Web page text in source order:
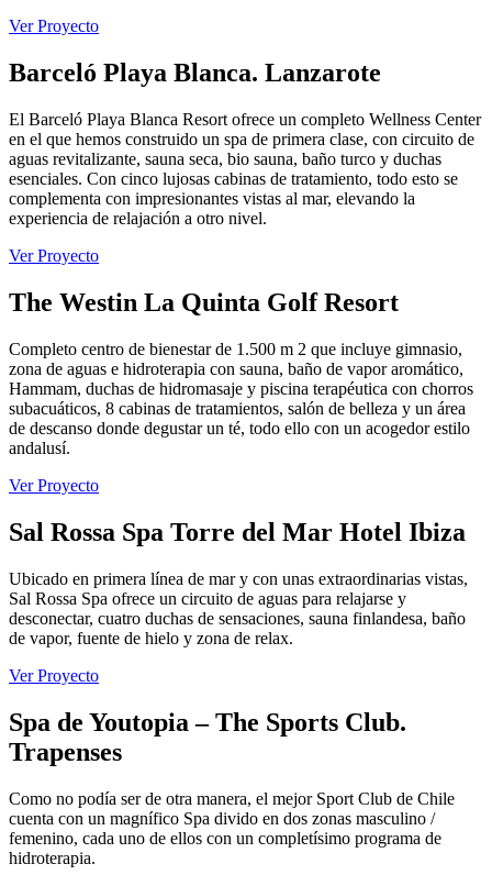
Ver Proyecto
Barceló Playa Blanca. Lanzarote
El Barceló Playa Blanca Resort ofrece un completo Wellness Center
en el que hemos construido un spa de primera clase, con circuito de
aguas revitalizante, sauna seca, bio sauna, baño turco y duchas
esenciales. Con cinco lujosas cabinas de tratamiento, todo esto se
complementa con impresionantes vistas al mar, elevando la
experiencia de relajación a otro nivel.
Ver Proyecto
The Westin La Quinta Golf Resort
Completo centro de bienestar de 1.500 m 2 que incluye gimnasio,
zona de aguas e hidroterapia con sauna, baño de vapor aromático,
Hammam, duchas de hidromasaje y piscina terapéutica con chorros
subacuáticos, 8 cabinas de tratamientos, salón de belleza y un área
de descanso donde degustar un té, todo ello con un acogedor estilo
andalusí.
Ver Proyecto
Sal Rossa Spa Torre del Mar Hotel Ibiza
Ubicado en primera línea de mar y con unas extraordinarias vistas,
Sal Rossa Spa ofrece un circuito de aguas para relajarse y
desconectar, cuatro duchas de sensaciones, sauna finlandesa, baño
de vapor, fuente de hielo y zona de relax.
Ver Proyecto
Spa de Youtopia – The Sports Club.
Trapenses
Como no podía ser de otra manera, el mejor Sport Club de Chile
cuenta con un magnífico Spa divido en dos zonas masculino /
femenino, cada uno de ellos con un completísimo programa de
hidroterapia.